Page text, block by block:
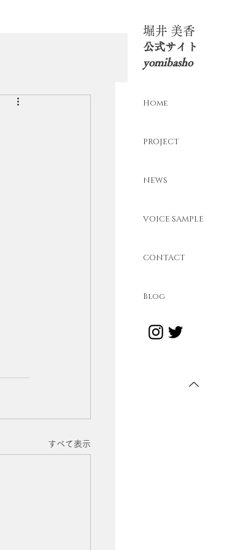
​堀井 美香
​公式サイト
yomibasho
Home
PROJECT
NEWS
VOICE SAMPLE
CONTACT
Blog
すべて表示